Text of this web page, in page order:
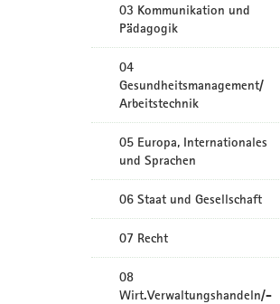
03 Kommunikation und
Pädagogik
04
Gesundheitsmanagement/
Arbeitstechnik
05 Europa, Internationales
und Sprachen
06 Staat und Gesellschaft
07 Recht
08
Wirt.Verwaltungshandeln/-